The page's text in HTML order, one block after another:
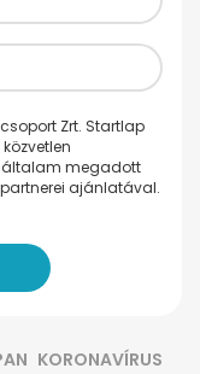
Zrt. Startlap
általam megadott
ajánlatával.
KORONAVÍRUS